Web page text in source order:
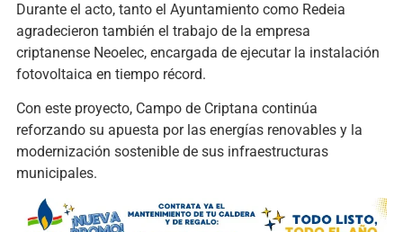
Durante el acto, tanto el Ayuntamiento como Redeia
agradecieron también el trabajo de la empresa
criptanense Neoelec, encargada de ejecutar la instalación
fotovoltaica en tiempo récord.
Con este proyecto, Campo de Criptana continúa
reforzando su apuesta por las energías renovables y la
modernización sostenible de sus infraestructuras
municipales.